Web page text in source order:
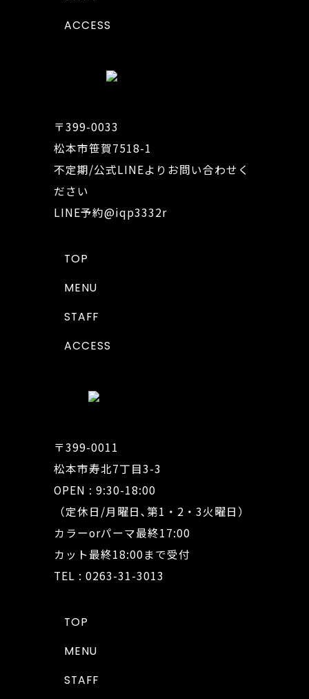
ACCESS
〒399-0033
松本市笹賀7518-1
不定期/公式LINEよりお問い合わせく
ださい
LINE予約@iqp3332r
TOP
MENU
STAFF
ACCESS
〒399-0011
松本市寿北7丁目3-3
OPEN : 9:30-18:00
（定休日/月曜日､第1・2・3火曜日）
カラーorパーマ最終17:00
カット最終18:00まで受付
TEL : 0263-31-3013
TOP
MENU
STAFF